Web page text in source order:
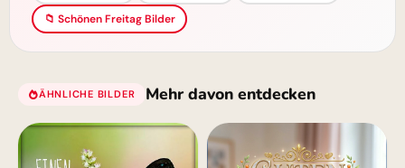
📁 Schönen Freitag Bilder
ÄHNLICHE BILDER Mehr davon entdecken